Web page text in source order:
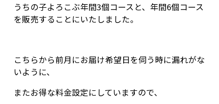
うちの子よろこぶ年間3個コースと、年間6個コース
を販売することにいたしました。
こちらから前月にお届け希望日を伺う時に漏れがな
いように、
またお得な料金設定にしていますので、